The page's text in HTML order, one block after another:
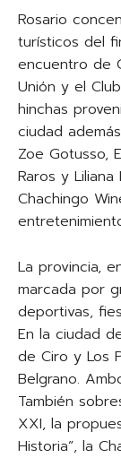
Rosario
turísticos del
encuentro de
Unión y el
hinchas
ciudad
Zoe Gotusso,
Raros y
Chachingo
La provincia,
marcada por
deportivas,
En la ciudad
de Ciro y Los
Belgrano.
También
XXI, la
Historia”, la